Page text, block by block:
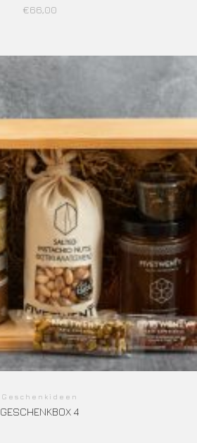
€66,00
Geschenkideen
GESCHENKBOX 4